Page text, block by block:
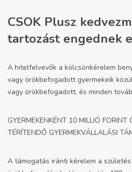
CSOK Plusz
tartozást engednek
A hitelfelvevők a kölcsönkérelem
vagy örökbefogadott gyermekeik
vagy örökbefogadott, és minden
GYERMEKENKÉNT 10 MILLIÓ
TÉRÍTENDŐ GYERMEKVÁLLALÁSI
A támogatás iránti kérelem a